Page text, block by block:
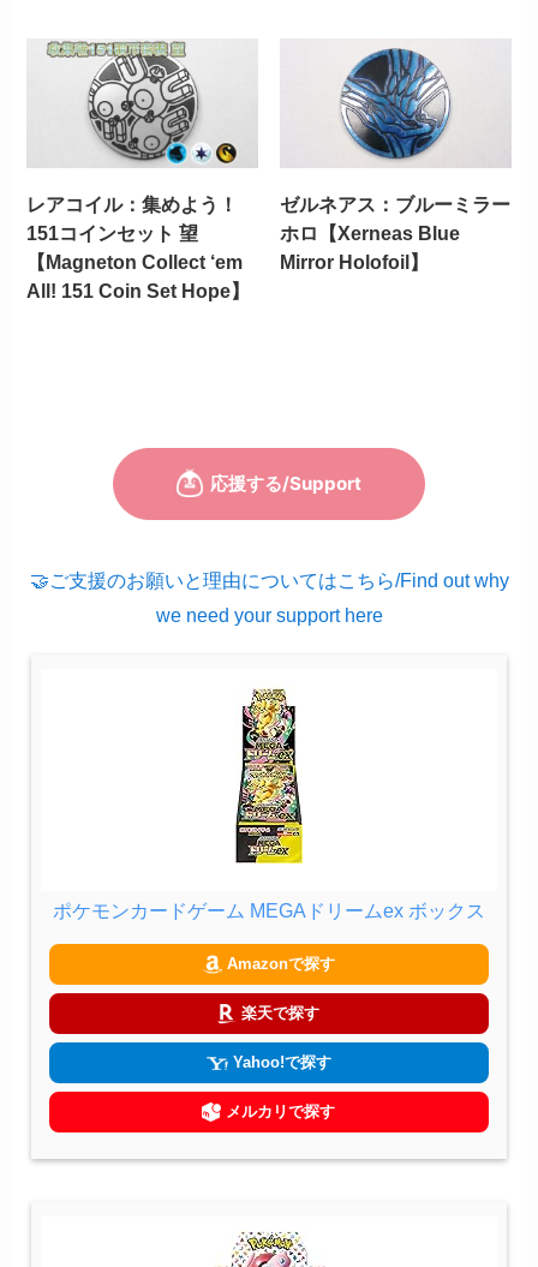
レアコイル：集めよう！
151コインセット 望
【Magneton Collect ‘em
All! 151 Coin Set Hope】
ゼルネアス：ブルーミラー
ホロ【Xerneas Blue
Mirror Holofoil】
🤝ご支援のお願いと理由についてはこちら/Find out why
we need your support here
ポケモンカードゲーム MEGAドリームex ボックス
Amazonで探す
楽天で探す
Yahoo!で探す
メルカリで探す